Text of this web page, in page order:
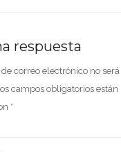
respuesta
correo electrónico no será
campos obligatorios están
*